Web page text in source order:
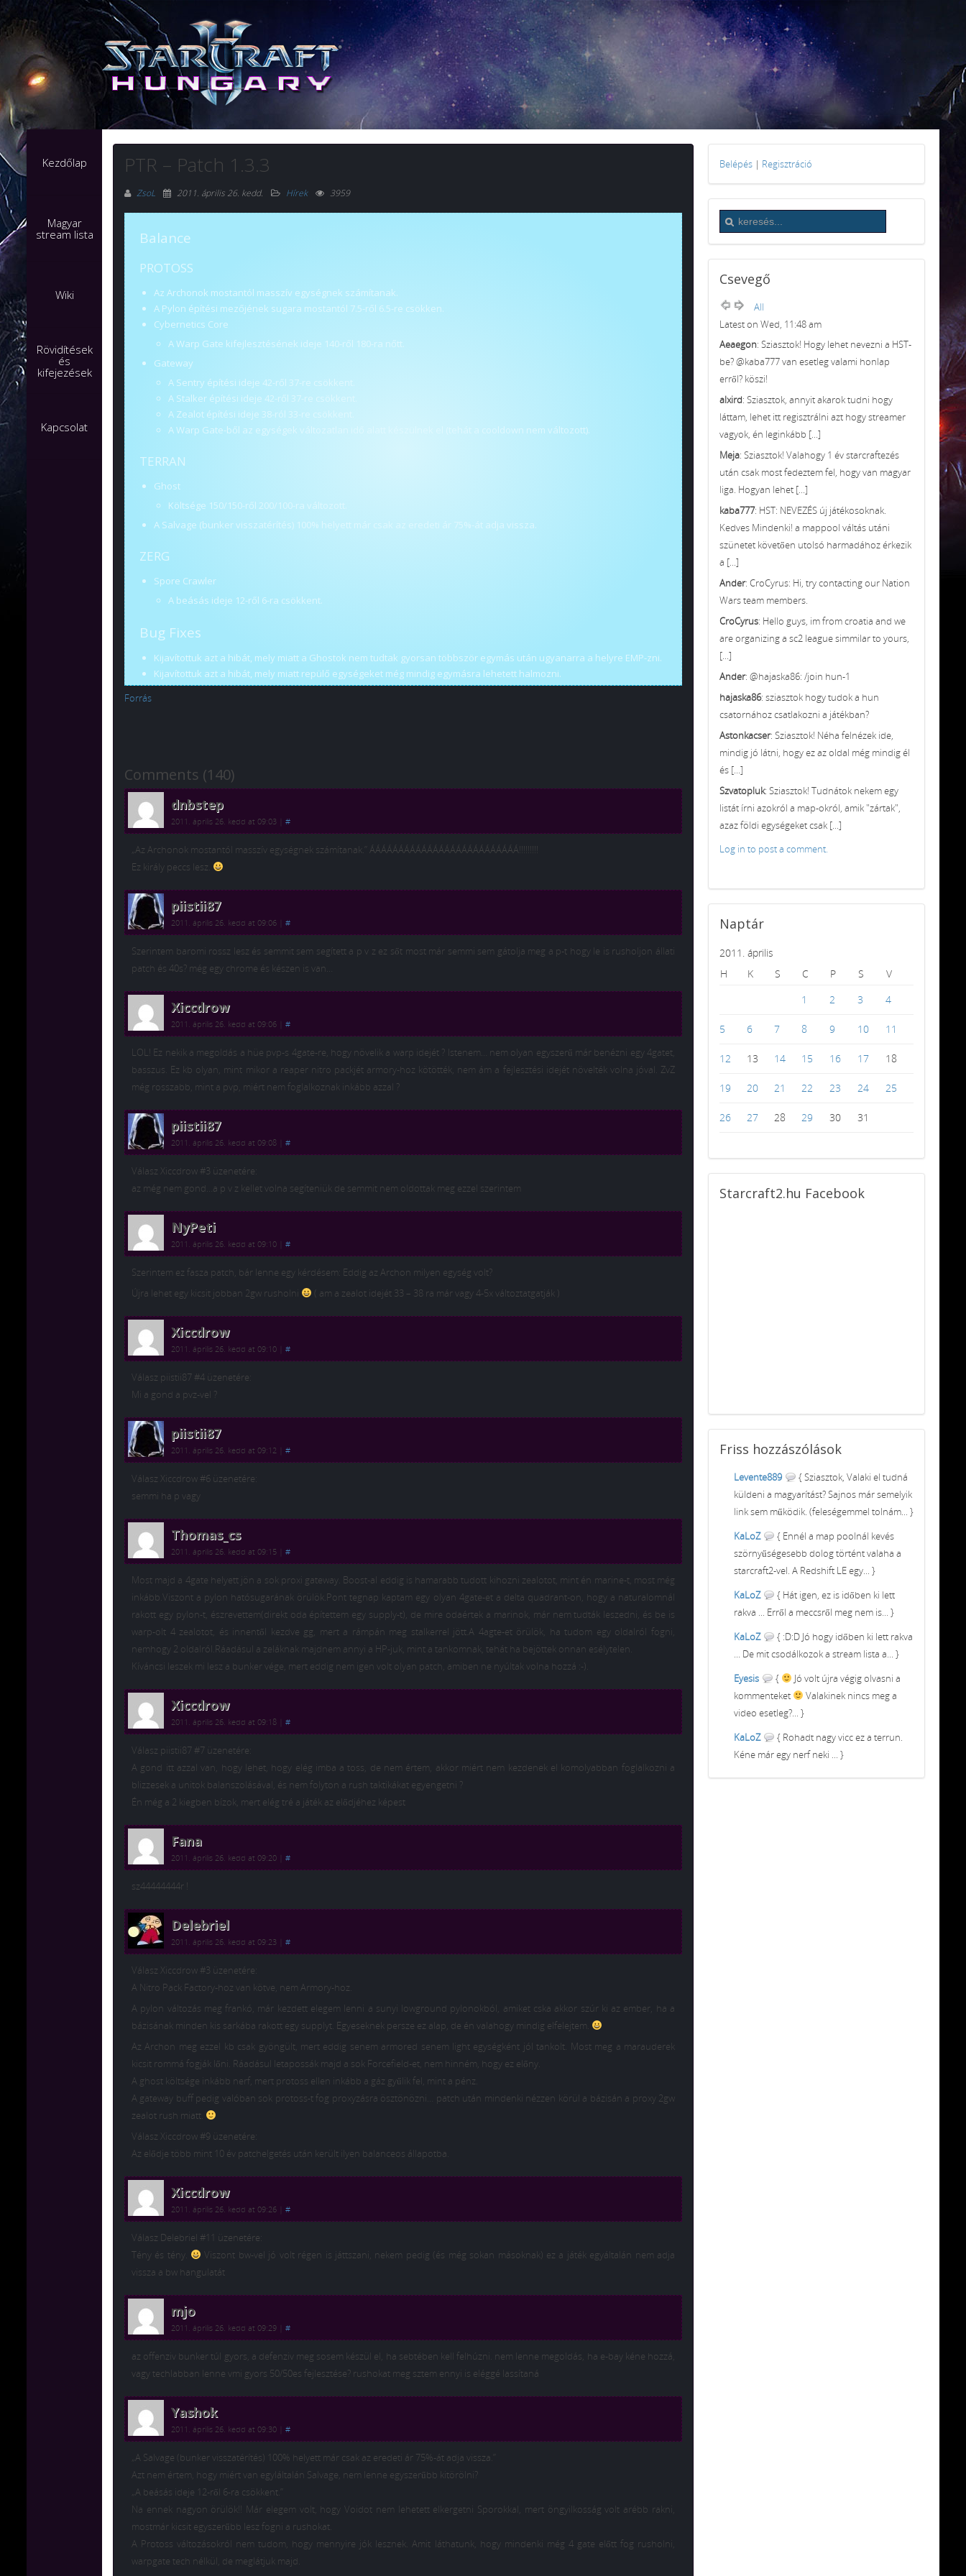
Kezdőlap
Magyar
stream lista
Wiki
Rövidítések
és
kifejezések
Kapcsolat
PTR – Patch 1.3.3
ZsoL 2011. április 26. kedd. Hírek 3959
Balance
PROTOSS
Az Archonok mostantól masszív egységnek számítanak.
A Pylon építési mezőjének sugara mostantól 7.5-ről 6.5-re csökken.
Cybernetics Core
A Warp Gate kifejlesztésének ideje 140-ről 180-ra nőtt.
Gateway
A Sentry építési ideje 42-ről 37-re csökkent.
A Stalker építési ideje 42-ről 37-re csökkent.
A Zealot építési ideje 38-ról 33-re csökkent.
A Warp Gate-ből az egységek változatlan idő alatt készülnek el (tehát a cooldown nem változott).
TERRAN
Ghost
Költsége 150/150-ről 200/100-ra változott.
A Salvage (bunker visszatérítés) 100% helyett már csak az eredeti ár 75%-át adja vissza.
ZERG
Spore Crawler
A beásás ideje 12-ről 6-ra csökkent.
Bug Fixes
Kijavítottuk azt a hibát, mely miatt a Ghostok nem tudtak gyorsan többször egymás után ugyanarra a helyre EMP-zni.
Kijavítottuk azt a hibát, mely miatt repülő egységeket még mindig egymásra lehetett halmozni.
Forrás
Comments (140)
dnbstep
2011. április 26. kedd at 09:03 #
„Az Archonok mostantól masszív egységnek számítanak.” ÁÁÁÁÁÁÁÁÁÁÁÁÁÁÁÁÁÁÁÁÁÁÁÁÁÁ!!!!!!!!!
Ez király peccs lesz.
piistii87
2011. április 26. kedd at 09:06 #
Szerintem baromi rossz lesz és semmit sem segített a p v z ez sőt most már semmi sem gátolja meg a p-t hogy le is rusholjon állati
patch és 40s? még egy chrome és készen is van…
Xiccdrow
2011. április 26. kedd at 09:06 #
LOL! Ez nekik a megoldás a hüe pvp-s 4gate-re, hogy növelik a warp idejét ? Istenem… nem olyan egyszerű már benézni egy 4gatet,
basszus. Ez kb olyan, mint mikor a reaper nitro packjét armory-hoz kötötték, nem ám a fejlesztési idejét növelték volna jóval. ZvZ
még rosszabb, mint a pvp, miért nem foglalkoznak inkább azzal ?
piistii87
2011. április 26. kedd at 09:08 #
Válasz Xiccdrow #3 üzenetére:
az még nem gond…a p v z kellet volna segíteniük de semmit nem oldottak meg ezzel szerintem
NyPeti
2011. április 26. kedd at 09:10 #
Szerintem ez fasza patch, bár lenne egy kérdésem: Eddig az Archon milyen egység volt?
Újra lehet egy kicsit jobban 2gw rusholni
( am a zealot idejét 33 – 38 ra már vagy 4-5x változtatgatják )
Xiccdrow
2011. április 26. kedd at 09:10 #
Válasz piistii87 #4 üzenetére:
Mi a gond a pvz-vel ?
piistii87
2011. április 26. kedd at 09:12 #
Válasz Xiccdrow #6 üzenetére:
semmi ha p vagy
Thomas_cs
2011. április 26. kedd at 09:15 #
Most majd a 4gate helyett jön a sok proxi gateway. Boost-al eddig is hamarabb tudott kihozni zealotot, mint én marine-t, most még
inkább.Viszont a pylon hatósugarának örülök.Pont tegnap kaptam egy olyan 4gate-et a delta quadrant-on, hogy a naturalomnál
rakott egy pylon-t, észrevettem(direkt oda építettem egy supply-t), de mire odaértek a marinok, már nem tudták leszedni, és be is
warp-olt 4 zealotot, és innentől kezdve gg, mert a rámpán meg stalkerrel jött.A 4agte-et örülök, ha tudom egy oldalról fogni,
nemhogy 2 oldalról.Ráadásul a zeláknak majdnem annyi a HP-juk, mint a tankomnak, tehát ha bejöttek onnan esélytelen.
Kíváncsi leszek mi lesz a bunker vége, mert eddig nem igen volt olyan patch, amiben ne nyúltak volna hozzá :-).
Xiccdrow
2011. április 26. kedd at 09:18 #
Válasz piistii87 #7 üzenetére:
A gond itt azzal van, hogy lehet, hogy elég imba a toss, de nem értem, akkor miért nem kezdenek el komolyabban foglalkozni a
blizzesek a unitok balanszolásával, és nem folyton a rush taktikákat egyengetni ?
Én még a 2 kiegben bízok, mert elég tré a játék az elődjéhez képest
Fana
2011. április 26. kedd at 09:20 #
sz44444444r !
Delebriel
2011. április 26. kedd at 09:23 #
Válasz Xiccdrow #3 üzenetére:
A Nitro Pack Factory-hoz van kötve, nem Armory-hoz.
A pylon változás meg frankó, már kezdett elegem lenni a sunyi lowground pylonokból, amiket cska akkor szúr ki az ember, ha a
bázisának minden kis sarkába rakott egy supplyt. Egyeseknek persze ez alap, de én valahogy mindig elfelejtem.
Az Archon meg ezzel kb csak gyöngült, mert eddig senem armored senem light egységként jól tankolt. Most meg a marauderek
kicsit rommá fogják lőni. Ráadásul letapossák majd a sok Forcefield-et, nem hinném, hogy ez előny.
A ghost költsége inkább nerf, mert protoss ellen inkább a gáz gyűlik fel, mint a pénz.
A gateway buff pedig valóban sok protoss-t fog proxyzásra ösztönözni… patch után mindenki nézzen körül a bázisán a proxy 2gw
zealot rush miatt.
Válasz Xiccdrow #9 üzenetére:
Az elődje több mint 10 év patchelgetés után került ilyen balanceos állapotba.
Xiccdrow
2011. április 26. kedd at 09:26 #
Válasz Delebriel #11 üzenetére:
Tény és tény.
Viszont bw-vel jó volt régen is játtszani, nekem pedig (és még sokan másoknak) ez a játék egyáltalán nem adja
vissza a bw hangulatát
mjo
2011. április 26. kedd at 09:29 #
az offenziv bunker túl gyors, a defenziv meg sosem készül el, ha sebtében kell felhúzni. nem lenne megoldás, ha e-bay kéne hozzá,
vagy techlabban lenne vmi gyors 50/50es fejlesztése? rushokat meg sztem ennyi is eléggé lassítaná
Yashok
2011. április 26. kedd at 09:30 #
„A Salvage (bunker visszatérítés) 100% helyett már csak az eredeti ár 75%-át adja vissza.”
Azt nem értem, hogy miért van egyláltalán Salvage, nem lenne egyszerűbb kitörölni?
„A beásás ideje 12-ről 6-ra csökkent.”
Na ennek nagyon örülök!! Már elegem volt, hogy Voidot nem lehetett elkergetni Sporokkal, mert öngyilkosság volt arébb rakni,
mostmár kicsit egyszerűbb lesz fogni a rushokat.
A Protoss változásokról nem tudom, hogy mennyire jók lesznek. Amit láthatunk, hogy mindenki még 4 gate előtt fog rusholni,
warpgate tech nélkül, de meglátjuk majd.
Belépés | Regisztráció
Csevegő
All
Latest on Wed, 11:48 am
Aeaegon: Sziasztok! Hogy lehet nevezni a HST-
be? @kaba777 van esetleg valami honlap
erről? köszi!
alxird: Sziasztok, annyit akarok tudni hogy
láttam, lehet itt regisztrálni azt hogy streamer
vagyok, én leginkább [...]
Meja: Sziasztok! Valahogy 1 év starcraftezés
után csak most fedeztem fel, hogy van magyar
liga. Hogyan lehet [...]
kaba777: HST: NEVEZÉS új játékosoknak.
Kedves Mindenki! a mappool váltás utáni
szünetet követően utolsó harmadához érkezik
a [...]
Ander: CroCyrus: Hi, try contacting our Nation
Wars team members.
CroCyrus: Hello guys, im from croatia and we
are organizing a sc2 league simmilar to yours,
[...]
Ander: @hajaska86: /join hun-1
hajaska86: sziasztok hogy tudok a hun
csatornához csatlakozni a játékban?
Astonkacser: Sziasztok! Néha felnézek ide,
mindig jó látni, hogy ez az oldal még mindig él
és [...]
Szvatopluk: Sziasztok! Tudnátok nekem egy
listát írni azokról a map-okról, amik "zártak",
azaz földi egységeket csak [...]
Log in to post a comment.
Naptár
2011. április
H
K S C P S
V
1
2 3 4
5 6 7 8 9 10 11
12 13 14 15 16 17 18
19 20 21 22 23 24 25
26 27 28 29 30 31
Starcraft2.hu Facebook
Friss hozzászólások
Levente889
{ Sziasztok, Valaki el tudná
küldeni a magyarítást? Sajnos már semelyik
link sem működik. (feleségemmel tolnám... }
KaLoZ
{ Ennél a map poolnál kevés
szörnyűségesebb dolog történt valaha a
starcraft2-vel. A Redshift LE egy... }
KaLoZ
{ Hát igen, ez is időben ki lett
rakva ... Erről a meccsről meg nem is... }
KaLoZ
{ :D:D Jó hogy időben ki lett rakva
... De mit csodálkozok a stream lista a... }
Eyesis
{
Jó volt újra végig olvasni a
kommenteket
Valakinek nincs meg a
video esetleg?... }
KaLoZ
{ Rohadt nagy vicc ez a terrun.
Kéne már egy nerf neki ... }